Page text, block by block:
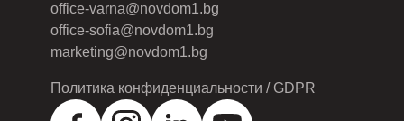
office-varna@novdom1.bg
office-sofia@novdom1.bg
marketing@novdom1.bg
Политика конфиденциальности / GDPR